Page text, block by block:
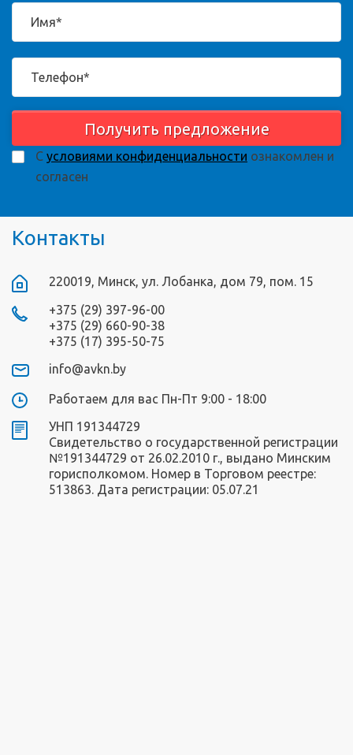
Получить предложение
С условиями конфиденциальности ознакомлен и
согласен
Контакты
220019, Минск, ул. Лобанка, дом 79, пом. 15
+375 (29) 397-96-00
+375 (29) 660-90-38
+375 (17) 395-50-75
info@avkn.by
Работаем для вас Пн-Пт 9:00 - 18:00
УНП 191344729
Свидетельство о государственной регистрации
№191344729 от 26.02.2010 г., выдано Минским
горисполкомом. Номер в Торговом реестре:
513863. Дата регистрации: 05.07.21